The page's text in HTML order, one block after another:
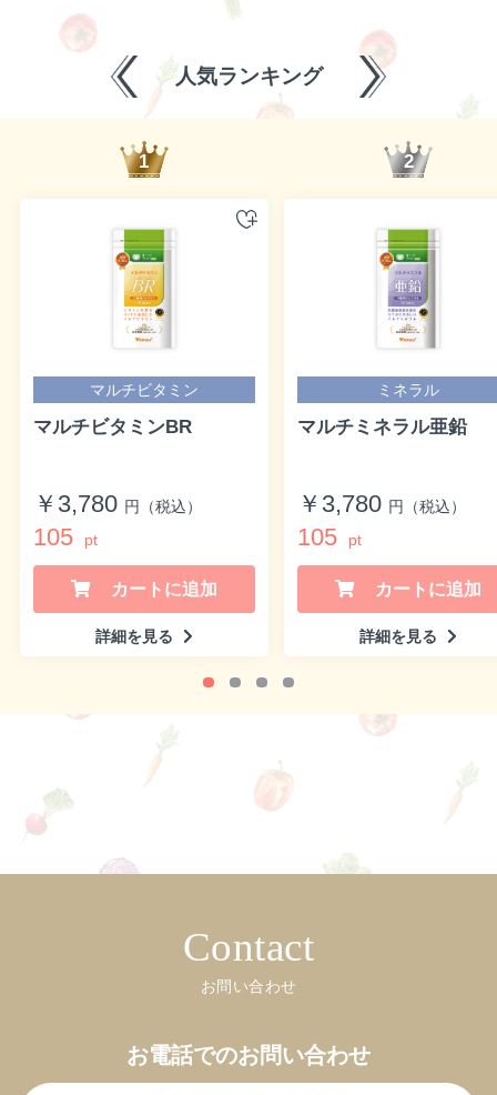
人気ランキング
マルチビタミン
マルチビタミンBR
￥3,780 円（税込）
105 pt
カートに追加
詳細を見る
ミネラル
マルチミネラル亜鉛
￥3,780 円（税込）
105 pt
カートに追加
詳細を見る
Contact
お問い合わせ
お電話でのお問い合わせ